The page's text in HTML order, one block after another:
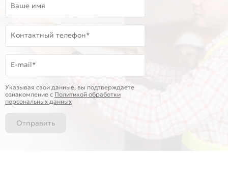
Ваше имя
Контактный телефон*
E-mail*
Указывая свои данные, вы подтверждаете
ознакомление c Политикой обработки
персональных данных
Отправить